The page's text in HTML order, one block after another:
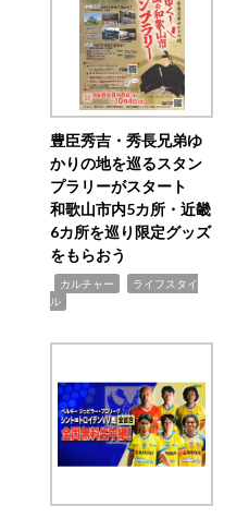
豊臣秀吉・秀長兄弟ゆ
かりの地を巡るスタン
プラリーがスタート
和歌山市内5カ所・近畿
6カ所を巡り限定グッズ
をもらおう
カルチャー
ライフスタイ
ル